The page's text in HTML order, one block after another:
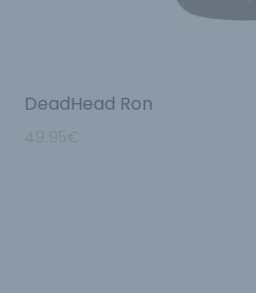
DeadHead Ron
49.95€